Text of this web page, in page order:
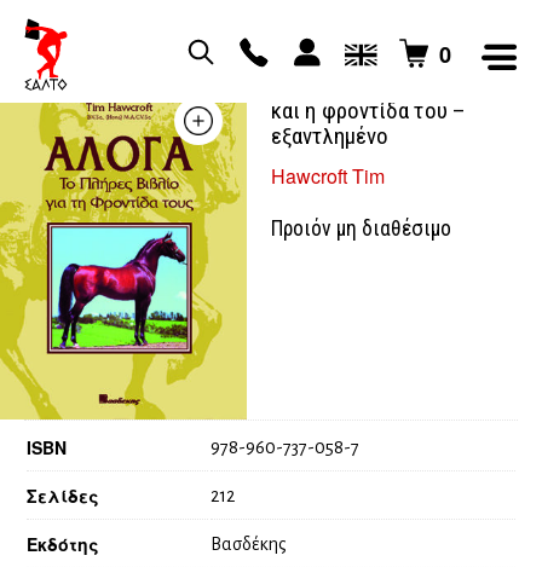
0
και η φροντίδα του –
εξαντλημένο
Hawcroft Tim
Προιόν μη διαθέσιμο
ISBN 978-960-737-058-7
Σελίδες 212
Εκδότης Βασδέκης